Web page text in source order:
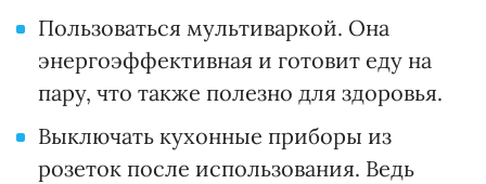
Пользоваться мультиваркой. Она
энергоэффективная и готовит еду на
пару, что также полезно для здоровья.
Выключать кухонные приборы из
розеток после использования. Ведь